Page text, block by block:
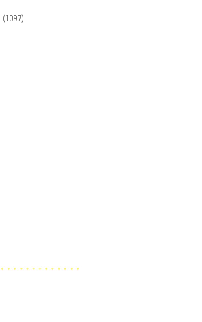
(1097)